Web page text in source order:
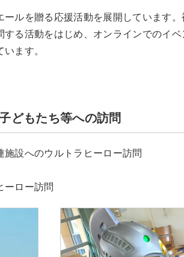
ルを贈る応援活動を展開しています
る活動をはじめ、オンラインでのイ
ます。
どもたち等への訪問
施設へのウルトラヒーロー訪問
ーロー訪問